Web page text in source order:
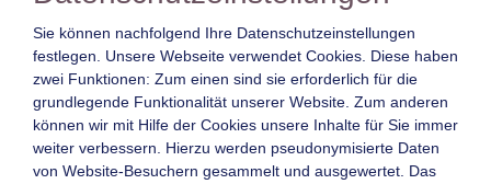
6020 Innsbruck
Tel.:0043 664 5030389
E-Mail:office@daxburg.at
Sie können nachfolgend Ihre Datenschutzeinstellungen
festlegen. Unsere Webseite verwendet Cookies. Diese haben
zwei Funktionen: Zum einen sind sie erforderlich für die
grundlegende Funktionalität unserer Website. Zum anderen
können wir mit Hilfe der Cookies unsere Inhalte für Sie immer
weiter verbessern. Hierzu werden pseudonymisierte Daten
von Website-Besuchern gesammelt und ausgewertet. Das